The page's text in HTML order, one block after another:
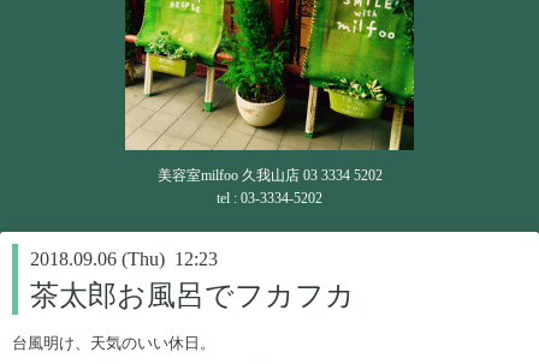
美容室milfoo 久我山店 03 3334 5202
tel : 03-3334-5202
2018.09.06 (Thu) 12:23
茶太郎お風呂でフカフカ
台風明け、天気のいい休日。